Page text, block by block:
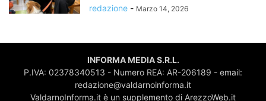
redazione - Marzo 14, 2026
INFORMA MEDIA S.R.L.
P.IVA: 02378340513 - Numero REA: AR-206189 - email:
redazione@valdarnoinforma.it
ValdarnoInforma.it è un supplemento di ArezzoWeb.it